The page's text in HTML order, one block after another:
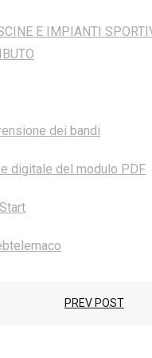
E IMPIANTI
dei bandi
digitale del modulo PDF
PREV POST